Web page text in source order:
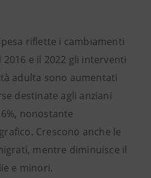
riflette i cambiamenti
e il 2022 gli interventi
adulta sono aumentati
destinate agli anziani
nonostante
Crescono anche le
mentre diminuisce il
e minori.